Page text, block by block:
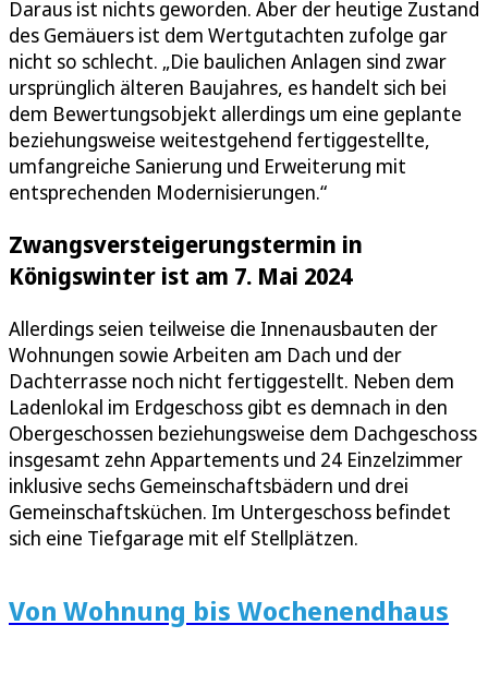
Daraus ist nichts geworden. Aber der heutige Zustand
des Gemäuers ist dem Wertgutachten zufolge gar
nicht so schlecht. „Die baulichen Anlagen sind zwar
ursprünglich älteren Baujahres, es handelt sich bei
dem Bewertungsobjekt allerdings um eine geplante
beziehungsweise weitestgehend fertiggestellte,
umfangreiche Sanierung und Erweiterung mit
entsprechenden Modernisierungen.“
Zwangsversteigerungstermin in
Königswinter ist am 7. Mai 2024
Allerdings seien teilweise die Innenausbauten der
Wohnungen sowie Arbeiten am Dach und der
Dachterrasse noch nicht fertiggestellt. Neben dem
Ladenlokal im Erdgeschoss gibt es demnach in den
Obergeschossen beziehungsweise dem Dachgeschoss
insgesamt zehn Appartements und 24 Einzelzimmer
inklusive sechs Gemeinschaftsbädern und drei
Gemeinschaftsküchen. Im Untergeschoss befindet
sich eine Tiefgarage mit elf Stellplätzen.
Von Wohnung bis Wochenendhaus